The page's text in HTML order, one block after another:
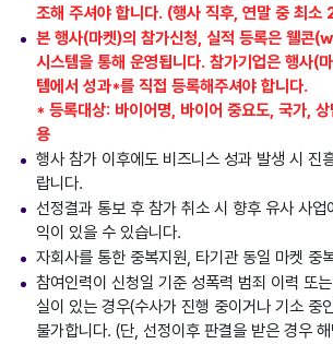
조해 주셔야 합니다. (행사 직후, 연말 중 최소
본 행사(마켓)의 참가신청, 실적 등록은 웰
시스템을 통해 운영됩니다. 참가기업은 행사(
템에서 성과*를 직접 등록해주셔야 합니다.
* 등록대상: 바이어명, 바이어 중요도, 국가,
용
행사 참가 이후에도 비즈니스 성과 발생 시 진
랍니다.
선정결과 통보 후 참가 취소 시 향후 유사 사업
익이 있을 수 있습니다.
자회사를 통한 중복지원, 타기관 동일 마켓 중
참여인력이 신청일 기준 성폭력 범죄 이력 또
실이 있는 경우(수사가 진행 중이거나 기소 중
불가합니다. (단, 선정이후 판결을 받은 경우